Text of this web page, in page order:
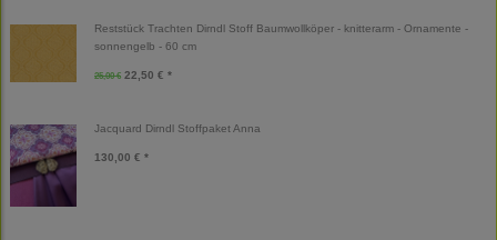
Reststück Trachten Dirndl Stoff Baumwollköper - knitterarm - Ornamente -
sonnengelb - 60 cm
25,00 € 22,50 € *
Jacquard Dirndl Stoffpaket Anna
130,00 € *